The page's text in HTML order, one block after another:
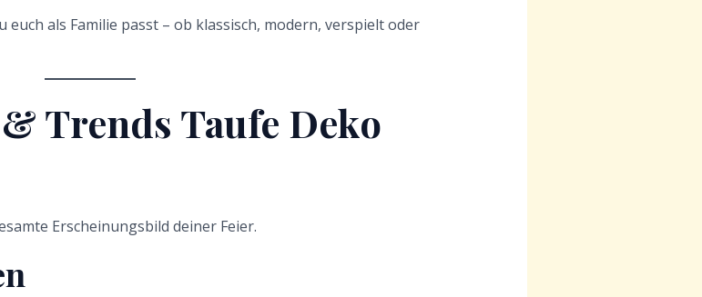
euch als Familie passt – ob klassisch, modern, verspielt oder
Trends Taufe Deko
Erscheinungsbild deiner Feier.